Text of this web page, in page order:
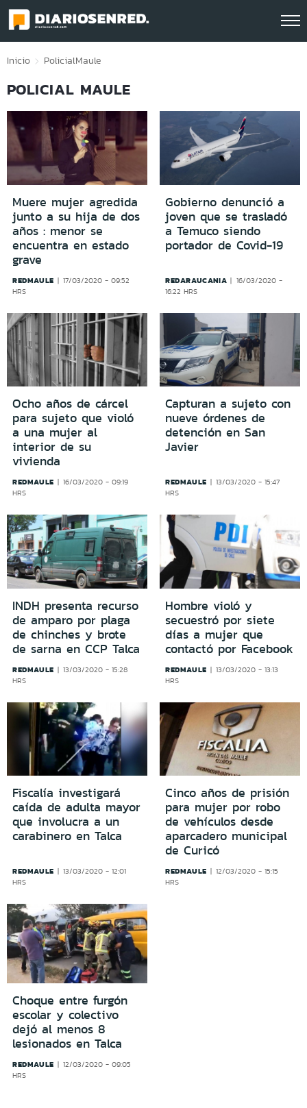
Click acá para ir directamente al contenido
Inicio PolicialMaule
POLICIAL MAULE
Muere mujer agredida
junto a su hija de dos
años : menor se
encuentra en estado
grave
REDMAULE
17/03/2020 - 09:52
HRS
Gobierno denunció a
joven que se trasladó
a Temuco siendo
portador de Covid-19
REDARAUCANIA
16/03/2020 -
16:22 HRS
Ocho años de cárcel
para sujeto que violó
a una mujer al
interior de su
vivienda
REDMAULE
16/03/2020 - 09:19
HRS
Capturan a sujeto con
nueve órdenes de
detención en San
Javier
REDMAULE
13/03/2020 - 15:47
HRS
INDH presenta recurso
de amparo por plaga
de chinches y brote
de sarna en CCP Talca
REDMAULE
13/03/2020 - 15:28
HRS
Hombre violó y
secuestró por siete
días a mujer que
contactó por Facebook
REDMAULE
13/03/2020 - 13:13
HRS
Fiscalía investigará
caída de adulta mayor
que involucra a un
carabinero en Talca
REDMAULE
13/03/2020 - 12:01
HRS
Cinco años de prisión
para mujer por robo
de vehículos desde
aparcadero municipal
de Curicó
REDMAULE
12/03/2020 - 15:15
HRS
Choque entre furgón
escolar y colectivo
dejó al menos 8
lesionados en Talca
REDMAULE
12/03/2020 - 09:05
HRS